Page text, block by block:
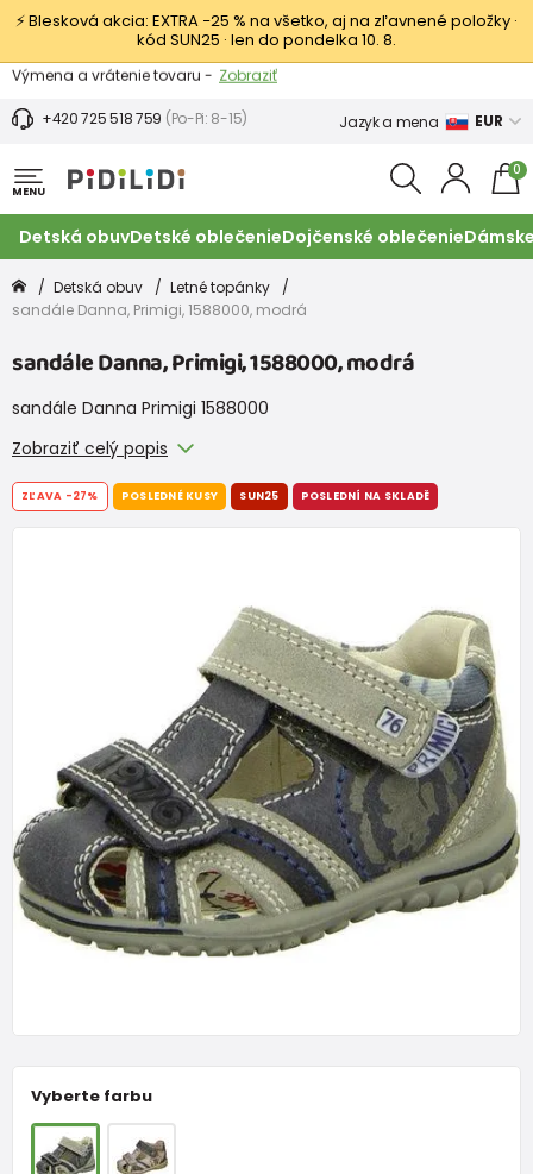
⚡ Blesková akcia: EXTRA −25 % na všetko, aj na zľavnené položky ·
kód SUN25 · len do pondelka 10. 8.
Výmena a vrátenie tovaru - Zobraziť
Zľava 3,80 EUR na prvý nákup - Podmienky
+420 725 518 759 (Po-Pi: 8-15) Jazyk a mena EUR
MENU
0
Detská obuvDetské oblečenieDojčenské oblečenie
Detská obuv
Letné topánky
sandále Danna, Primigi, 1588000, modrá
sandále Danna, Primigi, 1588000, modrá
sandále Danna Primigi 1588000
Zobraziť celý popis
Vyberte farbu
ZĽAVA -27% POSLEDNÉ KUSY SUN25 POSLEDNÍ NA SKLADĚ